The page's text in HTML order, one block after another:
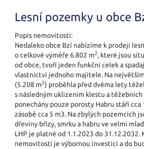
Lesní pozemky u obce
Popis nemovitosti:
Nedaleko obce Bzí nabízíme k prodeji
o celkové výměře 6.802 m2, které jsou
od obce, tvoří jeden funkční celek a
vlastnictví jednoho majitele. Na
(5.208 m2) proběhla před dvěma lety
s následným uklizením klestu a těžebních
ponechány pouze porosty Habru stáří
zásobě cca 5 m3. Na zbylých pozemcích
dřeviny břízy, smrku a habru ve velmi
LHP je platné od 1.1.2023 do
nemovitostí je výbornou investicí a do